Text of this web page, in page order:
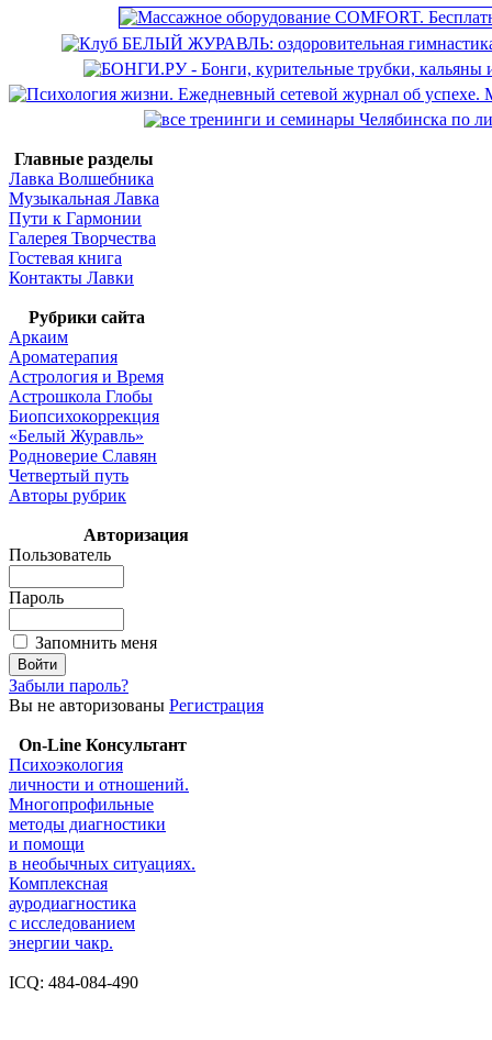
Главные разделы
Лавка Волшебника
Музыкальная Лавка
Пути к Гармонии
Галерея Творчества
Гостевая книга
Контакты Лавки
Рубрики сайта
Аркаим
Ароматерапия
Астрология и Время
Астрошкола Глобы
Биопсихокоррекция
«Белый Журавль»
Родноверие Славян
Четвертый путь
Авторы рубрик
Авторизация
Пользователь
Пароль
Запомнить меня
Забыли пароль?
Вы не авторизованы Регистрация
On-Line Консультант
Психоэкология
личности и отношений.
Многопрофильные
методы диагностики
и помощи
в необычных ситуациях.
Комплексная
ауродиагностика
с исследованием
энергии чакр.
ICQ: 484-084-490